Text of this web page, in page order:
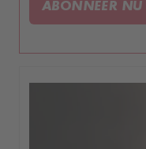
ABONNEER NU